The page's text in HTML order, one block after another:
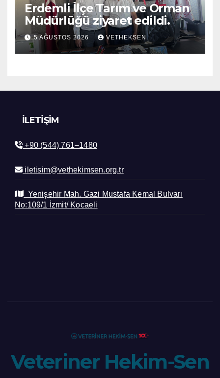
Erdemli İlçe Tarım ve Orman
Müdürlüğü ziyaret edildi.
5 AĞUSTOS 2026 VETHEKSEN
İLETIŞIM
+90 (544) 761–1480
iletisim@vethekimsen.org.tr
Yenişehir Mah. Gazi Mustafa Kemal Bulvarı
No:109/1 İzmit/ Kocaeli
Veteriner Hekim-Sen